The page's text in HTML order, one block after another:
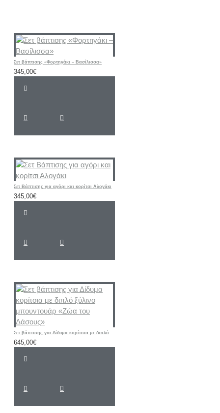
Σετ βάπτισης «Φορτηγάκι – Βασίλισσα»
345,00€
Σετ Βάπτισης για αγόρι και κορίτσι Αλογάκι
345,00€
Σετ βάπτισης για Δίδυμα κορίτσια με διπλό ξύλινο μπουντουάρ «Ζώα του Δάσους»
645,00€